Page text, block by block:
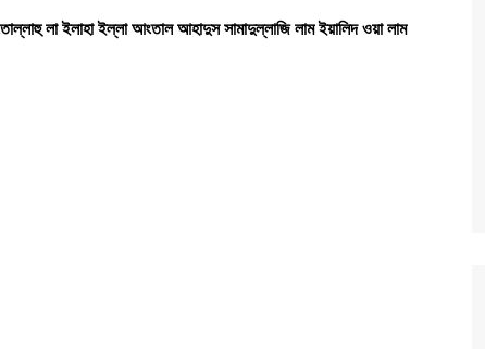
লা ইলাহা ইল্লা আংতাল আহাদুস সামাদুল্লাজি লাম ইয়ালিদ ওয়া লাম